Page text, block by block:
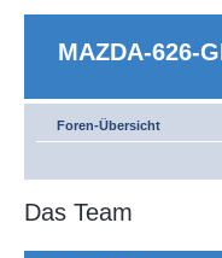
MAZDA-626-
Foren-Übersicht
Das Team